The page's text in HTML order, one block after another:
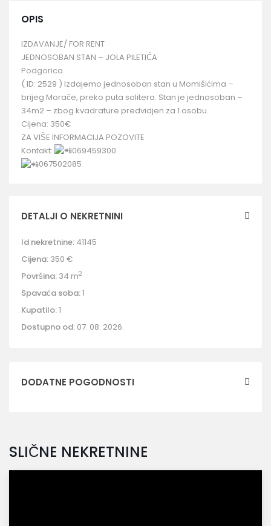
OPIS
IZDAVANJE/ FOR RENT
JEDNOSOBAN STAN – JOLA PILETIĆA
Podgorica
( ID: 2529 ) Izdajemo jednosoban stan u Momišićima –
brijeg Morače, preko puta solitera. Stan je jednosoban –
34m2 – zbog kvadrature predvidjen za 1 osobu.
Cijena: 350€
ZA VIŠE INFORMACIJA POZOVITE
Kontakt:
069459300
067502085
DETALJI O NEKRETNINI
Id nekretnine: 41145
Cijena: 350 €
Površina: 34 m2
Spavaća soba:1
Kupatilo:1
Dostupno od: 07. 08. 2026.
DODATNE POGODNOSTI
SLIČNE NEKRETNINE